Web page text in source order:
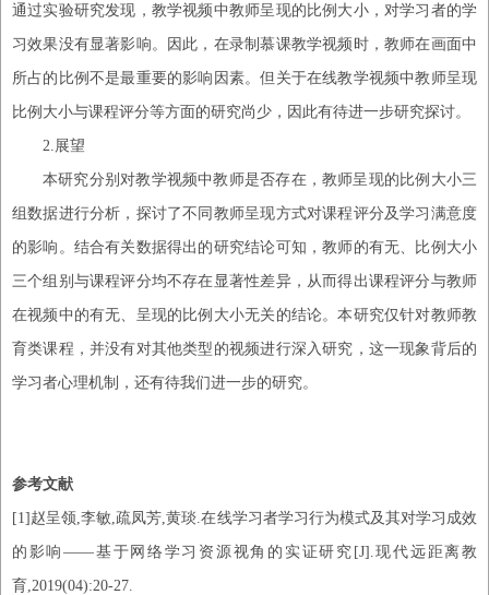
通过实验研究发现，教学视频中教师呈现的比例大小，对学习者的学
习效果没有显著影响。因此，在录制慕课教学视频时，教师在画面中
所占的比例不是最重要的影响因素。但关于在线教学视频中教师呈现
比例大小与课程评分等方面的研究尚少，因此有待进一步研究探讨。
2. 展望
本研究分别对教学视频中教师是否存在，教师呈现的比例大小三
组数据进行分析，探讨了不同教师呈现方式对课程评分及学习满意度
的影响。结合有关数据得出的研究结论可知，教师的有无、比例大小
三个组别与课程评分均不存在显著性差异，从而得出课程评分与教师
在视频中的有无、呈现的比例大小无关的结论。本研究仅针对教师教
育类课程，并没有对其他类型的视频进行深入研究，这一现象背后的
学习者心理机制，还有待我们进一步的研究。
参考文献
[1]赵呈领,李敏,疏凤芳,黄琰.在线学习者学习行为模式及其对学习成效
的影响——基于网络学习资源视角的实证研究[J].现代远距离教
育,2019(04):20-27.